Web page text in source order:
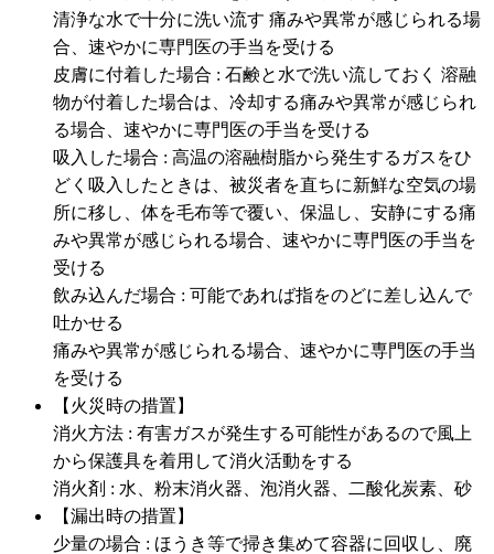
清浄な水で十分に洗い流す 痛みや異常が感じられる場
合、速やかに専門医の手当を受ける
皮膚に付着した場合 : 石鹸と水で洗い流しておく 溶融
物が付着した場合は、冷却する痛みや異常が感じられ
る場合、速やかに専門医の手当を受ける
吸入した場合 : 高温の溶融樹脂から発生するガスをひ
どく吸入したときは、被災者を直ちに新鮮な空気の場
所に移し、体を毛布等で覆い、保温し、安静にする痛
みや異常が感じられる場合、速やかに専門医の手当を
受ける
飲み込んだ場合 : 可能であれば指をのどに差し込んで
吐かせる
痛みや異常が感じられる場合、速やかに専門医の手当
を受ける
【火災時の措置】
消火方法 : 有害ガスが発生する可能性があるので風上
から保護具を着用して消火活動をする
消火剤 : 水、粉末消火器、泡消火器、二酸化炭素、砂
【漏出時の措置】
少量の場合 : ほうき等で掃き集めて容器に回収し、廃